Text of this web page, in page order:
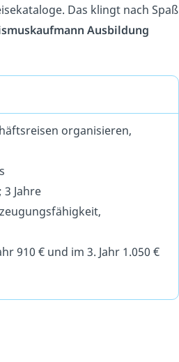
Das klingt nach Spaß
Ausbildung
organisieren,
Jahre
910 € und im 3. Jahr 1.050 €